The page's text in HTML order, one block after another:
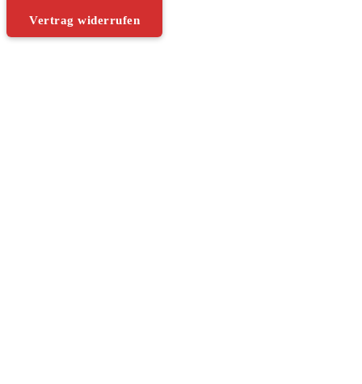
Vertrag widerrufen